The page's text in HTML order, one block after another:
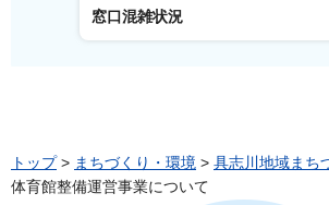
窓口混雑状況
トップ> まちづくり・環境 > 具志川地域まち
体育館整備運営事業について